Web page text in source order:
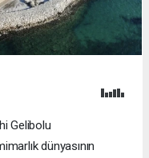
Gelibolu
dünyasının